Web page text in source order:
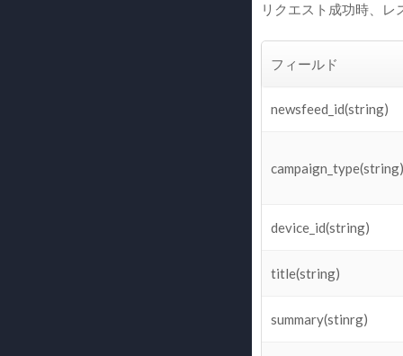
リクエスト成功時、レ
フィールド
newsfeed_id(string)
campaign_type(string)
device_id(string)
title(string)
summary(stinrg)